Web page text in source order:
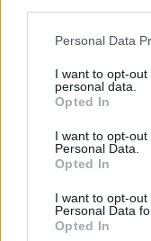
Personal Data
I want to opt-
personal data.
Opted In
I want to opt-
Personal Data.
Opted In
I want to opt-
Personal Data
Opted In
η ομάδα αίματος.
αίματος Οείχαν
τσιμπηθούν σε
Α. Ακόμα ένας
υψηλή
(που πιθανώς
σώματος),όσοι
περισσότερο